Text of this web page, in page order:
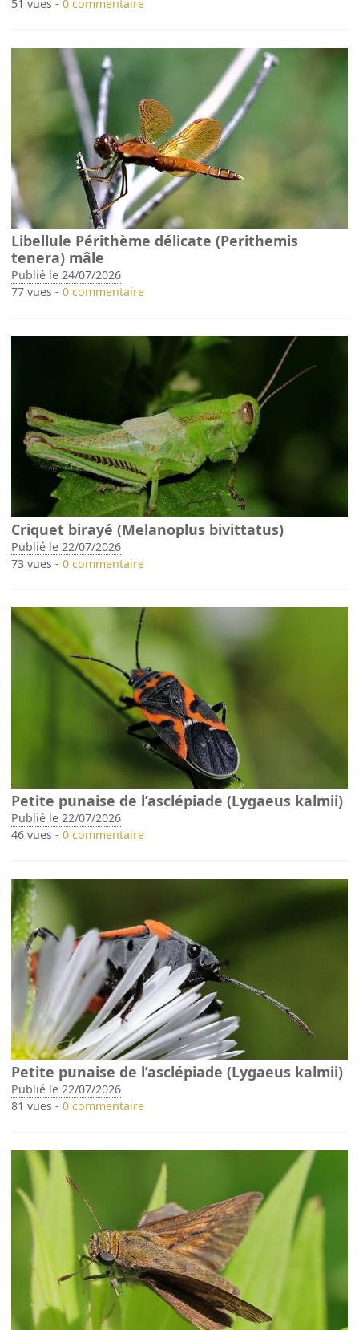
51 vues -0 commentaire
Libellule Périthème délicate (Perithemis
tenera) mâle
Publié le 24/07/2026
77 vues -0 commentaire
Criquet birayé (Melanoplus bivittatus)
Publié le 22/07/2026
73 vues -0 commentaire
Petite punaise de l’asclépiade (Lygaeus kalmii)
Publié le 22/07/2026
46 vues -0 commentaire
Petite punaise de l’asclépiade (Lygaeus kalmii)
Publié le 22/07/2026
81 vues -0 commentaire